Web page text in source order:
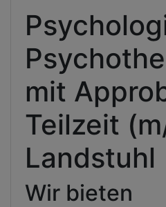
mit
Teilzeit
Landstuhl
Wir bieten